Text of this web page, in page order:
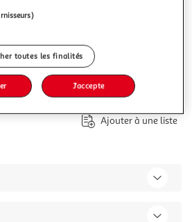
Ajouter au panier
Ajouter à une liste
toutes les finalités
J'accepte